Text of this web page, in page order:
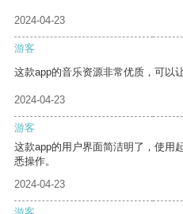
2024-04-23
游客
这款app的音乐资源非常优质，可以
2024-04-23
游客
这款app的用户界面简洁明了，使用
悉操作。
2024-04-23